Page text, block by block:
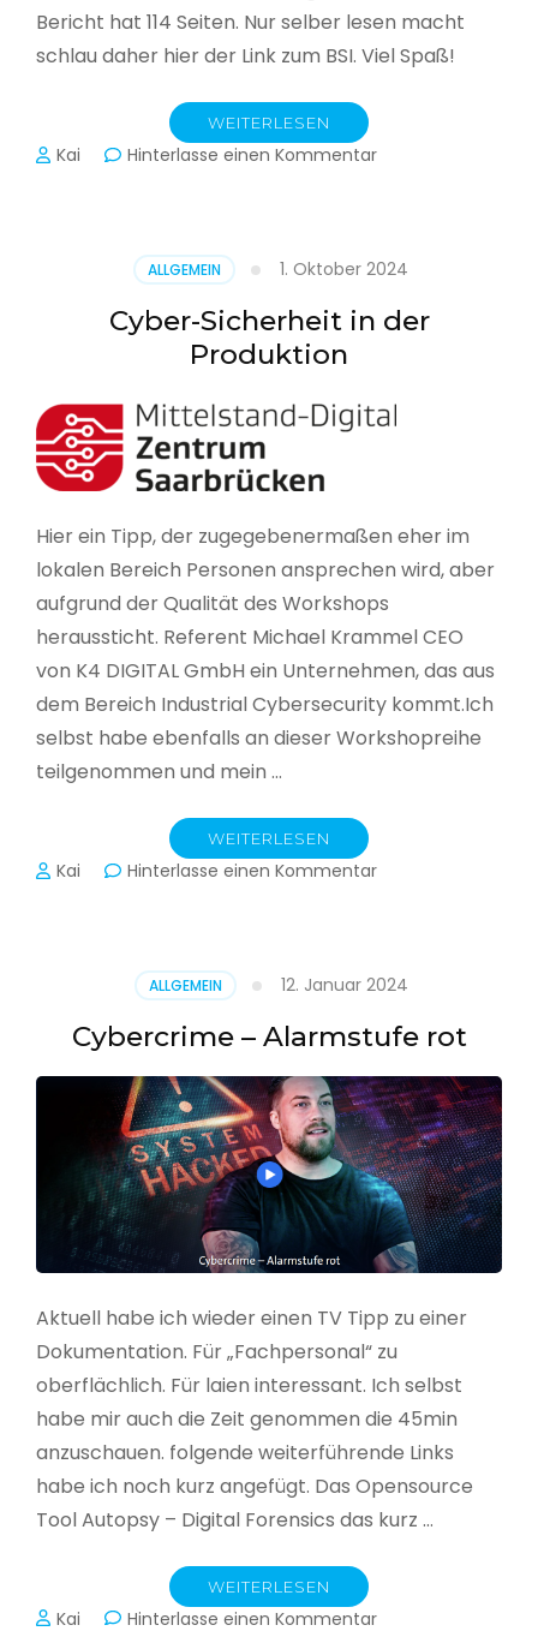
Bericht hat 114 Seiten. Nur selber lesen macht
schlau daher hier der Link zum BSI. Viel Spaß!
WEITERLESEN
Kai Hinterlasse einen Kommentarzu
seinen
Lagebericht
zur
in
Deutschland
ALLGEMEIN 1. Oktober 2024
Cyber-Sicherheit in der
Produktion
Hier ein Tipp, der zugegebenermaßen eher im
lokalen Bereich Personen ansprechen wird, aber
aufgrund der Qualität des Workshops
heraussticht. Referent Michael Krammel CEO
von K4 DIGITAL GmbH ein Unternehmen, das aus
dem Bereich Industrial Cybersecurity kommt.Ich
selbst habe ebenfalls an dieser Workshopreihe
teilgenommen und mein …
WEITERLESEN
Kai Hinterlasse einen Kommentarzu
Produktion
ALLGEMEIN 12. Januar 2024
Cybercrime – Alarmstufe rot
Aktuell habe ich wieder einen TV Tipp zu einer
Dokumentation. Für „Fachpersonal“ zu
oberflächlich. Für laien interessant. Ich selbst
habe mir auch die Zeit genommen die 45min
anzuschauen. folgende weiterführende Links
habe ich noch kurz angefügt. Das Opensource
Tool Autopsy – Digital Forensics das kurz …
WEITERLESEN
Kai Hinterlasse einen Kommentarzu